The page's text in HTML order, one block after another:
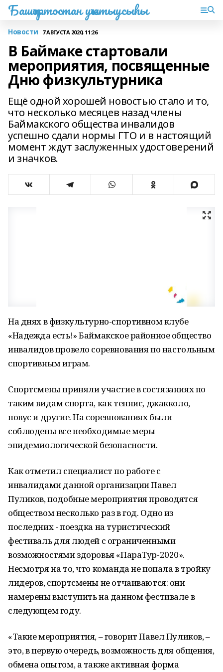
Башҡортостан уҡытыусыһы
Новости 7 АВГУСТА 2020, 11:26
В Баймаке стартовали
мероприятия, посвященные
Дню физкультурника
Ещё одной хорошей новостью стало и то,
что несколько месяцев назад члены
Баймакского общества инвалидов
успешно сдали нормы ГТО и в настоящий
момент ждут заслуженных удостоверений
и значков.
На днях в физкультурно-спортивном клубе
«Надежда есть!» Баймакское районное общество
инвалидов провело соревнования по настольным
спортивным играм.
Спортсмены приняли участие в состязаниях по
таким видам спорта, как теннис, джакколо,
новус и другие. На соревнованиях были
соблюдены все необходимые меры
эпидемиологической безопасности.
Как отметил специалист по работе с
инвалидами данной организации Павел
Пуликов, подобные мероприятия проводятся
обществом несколько раз в год. Одно из
последних - поездка на туристический
фестиваль для людей с ограниченными
возможностями здоровья «ПараТур-2020».
Несмотря на то, что команда не попала в тройку
лидеров, спортсмены не отчаиваются: они
намерены выступить на данном фестивале в
следующем году.
«Такие мероприятия, – говорит Павел Пуликов, –
это, в первую очередь, возможность для общения,
обмена опытом, а также активная форма